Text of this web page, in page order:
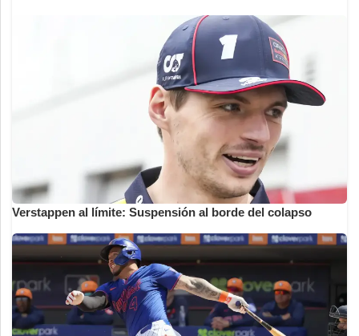
Verstappen al límite: Suspensión al borde del colapso